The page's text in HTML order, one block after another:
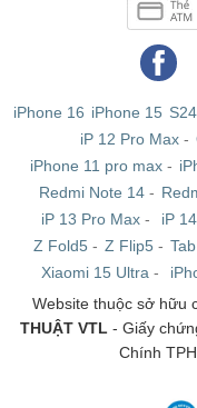
iPhone 16 iPhone 15
iP 12 Pro Max-
iPhone 11 pro max-
Redmi Note 14 -
iP 13 Pro Max - iP
Z Fold5 - Z Flip5 -
Xiaomi 15 Ultra -
Website thuộc sở hữu
THUẬT VTL - Giấy
Chính